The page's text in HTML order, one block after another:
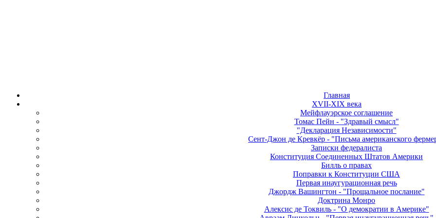
Главная
XVII-XIX века
Мейфлауэрское соглашение
Томас Пейн - "Здравый смысл"
"Декларация Независимости"
Сент-Джон де Кревкёр - "Письма американского
Записки федералиста
Конституция Соединенных Штатов Америки
Билль о правах
Поправки к Конституции США
Первая инаугурационная речь
Джордж Вашингтон - "Прощальное послание"
Доктрина Монро
Алексис де Токвиль - "О демократии в Америке"